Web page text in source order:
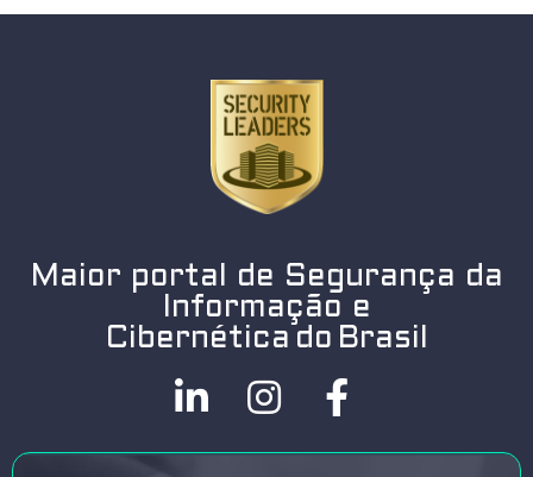
Maior portal de Segurança da
Informação e
Cibernética do Brasil